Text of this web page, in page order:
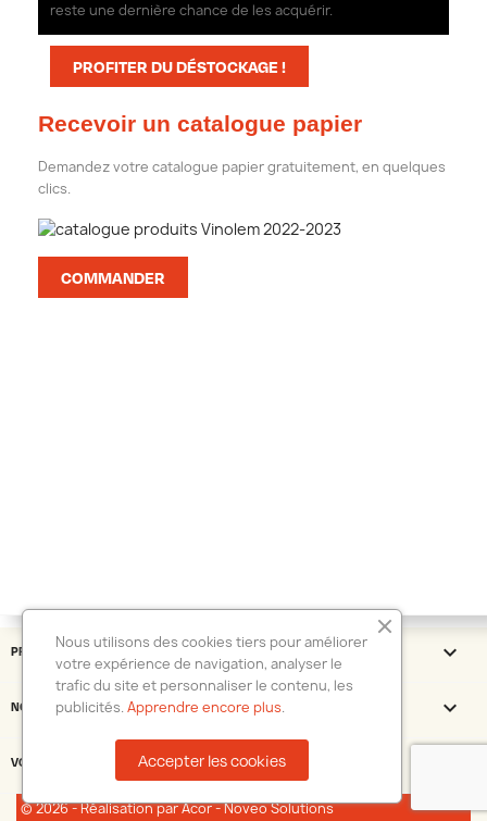
reste une dernière chance de les acquérir.
PROFITER DU DÉSTOCKAGE !
Recevoir un catalogue papier
Demandez votre catalogue papier gratuitement, en quelques
clics.
COMMANDER
PRODUITS 
NOTRE SOCIÉTÉ 
VOTRE COMPTE
© 2026 - Réalisation par Acor - Noveo Solutions
Nous utilisons des cookies tiers pour améliorer
votre expérience de navigation, analyser le
trafic du site et personnaliser le contenu, les
publicités. Apprendre encore plus.
Accepter les cookies